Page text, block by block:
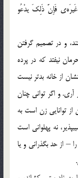
غَيرَه‌ي فَإِنَّ ذَلِكَ يدْعُو
و در تصميم گرفتن
نيفتد که در پرده
از خانه بدتر نيست
آرى. و اگر توانى چنان
از توانايى زن است به
نه پهلوانى است
– از حد بگذرانى و يا